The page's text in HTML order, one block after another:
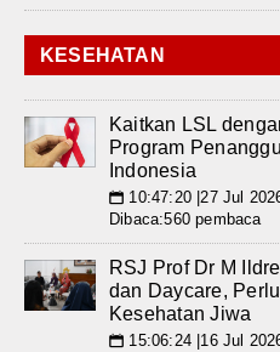
KESEHATAN
Kaitkan LSL
Program
Indonesia
📅 10:47:20 |27 Jul
Dibaca:560 pembaca
RSJ Prof Dr M
dan Daycare,
Kesehatan Jiwa
📅 15:06:24 |16 Jul